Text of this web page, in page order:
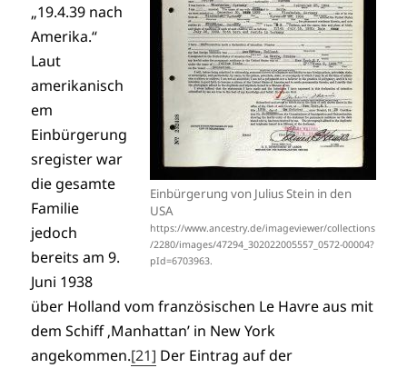
Einbürgerung von Julius Stein in den
USA
https://www.ancestry.de/imageviewer/collections
/2280/images/47294_302022005557_0572-00004?
pId=6703963.
„19.4.39 nach
Amerika.“
Laut
amerikanisch
em
Einbürgerung
sregister war
die gesamte
Familie
jedoch
bereits am 9.
Juni 1938
über Holland vom französischen Le Havre aus mit
dem Schiff ‚Manhattan’ in New York
angekommen.[21] Der Eintrag auf der